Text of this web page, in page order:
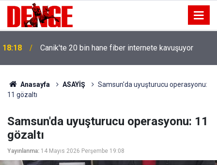
18:18 Canik'te 20 bin hane fiber internete kavuşuyor
Anasayfa ASAYİŞ
Samsun'da uyuşturucu operasyonu:
11 gözaltı
Samsun'da uyuşturucu operasyonu: 11
gözaltı
Yayınlanma: 14 Mayıs 2026 Perşembe 19:08